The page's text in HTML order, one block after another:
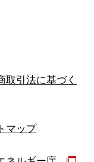
取引法に基づく
マップ